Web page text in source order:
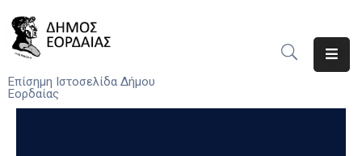
Επίσημη Ιστοσελίδα Δήμου
Εορδαίας
Ο